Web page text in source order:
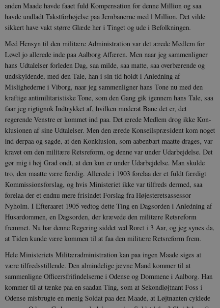
anden Maade havde faaet fuld Kompensa­tion for denne Million og saa
havde und­ladt Takstforhøjelse paa Jernbanerne med l Million. Det vilde
sikkert have vakt større Glæde her i Tinget og ude i Be­folkningen.
Med Hensyn til den militære Admini­stration var det ærede Medlem for
Løvel jo allerede inde paa Aalborg Affæren. Men naar jeg sammenligner
hans Udtalel­ser forleden Dag, saa milde, saa matte, saa overbærende og
undskyldende, med den Tale, han i sin tid holdt i Anledning af
Mislighederne i Viborg, naar jeg sam­menligner hans Tone nu med den
kraftige antimilitaristiske Tone, som den Gang gik igennem hans Tale, saa
faar jeg rigtignok Indtrykket af, hvilken moderat Bane det er, det
regerende Venstre er kommet ind paa. Det ærede Medlem drog ikke Kon­
klusionen af sine Udtalelser. Men den ærede Konseilspræsident kom noget
ind derpaa og sagde, at den Konklusion, som aabenbart maatte drages, var
kravet om den militære Retsreform, og denne var under Udarbejdelse. Det
gør mig i høj Grad ondt, at den kun er under Udarbej­delse. Man skulde
tro, den maatte være færdig. Allerede i 1903 forelaa der et fuldt færdigt
Kommissionsforslag, og hvis Ministeriet ikke var tilfreds dermed, saa
forelaa der et endnu mere frisindet For­slag fra Højesteretsassessor
Nyholm. I Efteraaret 1905 vedtog dette Ting en Dagsorden i Anledning af
Husardommen, en Dagsorden, der krævede den militære Retsreform
fremmet. Nu har denne Re­gering siddet ved Roret i 3 Aar, og jeg synes da,
at Tiden kunde være kommen til at faa den militære Retsreform frem.
Hele Ministeriets Militæradministration kan paa ingen Maade siges at
være til­fredsstillende. Den almindelige jævne Mand kommer til at
sammenligne Officers­frifindelserne i Odense og Dommene i Aalborg. Han
kommer til at tænke paa en saadan Ting, som at Sekondløjtnant Foss i
Odense misbrugte en menig Soldat paa den Maade, at Løjtnanten cyklede